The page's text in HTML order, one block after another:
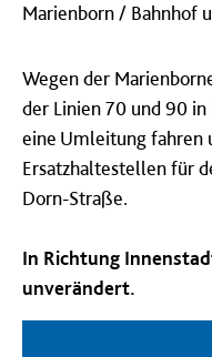
Marienborn / Bahnhof
Wegen der
der Linien 70 und 90
eine Umleitung fahren
Ersatzhaltestellen für
Dorn-Straße.
In Richtung
unverändert.